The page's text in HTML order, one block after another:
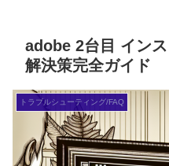
adobe 2台目 イン
解決策完全ガイド
トラブルシューティング/FAQ